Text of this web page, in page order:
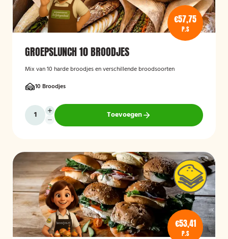
€57,75
P.S
GROEPSLUNCH 10 BROODJES
Mix van 10 harde broodjes en verschillende broodsoorten
10 Broodjes
Toevoegen
€53,41
P.S